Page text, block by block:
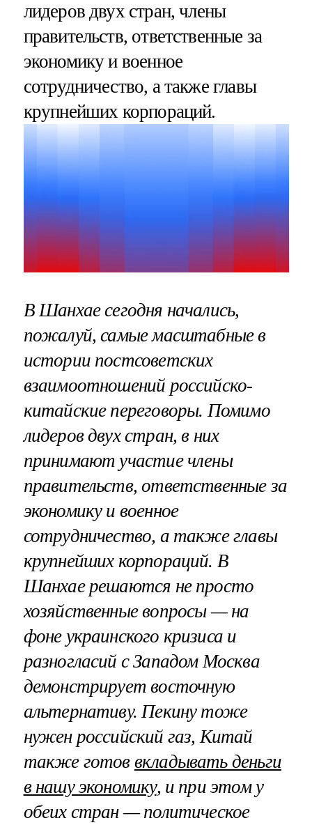
лидеров двух стран, члены
правительств, ответственные за
экономику и военное
сотрудничество, а также главы
крупнейших корпораций.
В Шанхае сегодня начались,
пожалуй, самые масштабные в
истории постсоветских
взаимоотношений российско-
китайские переговоры. Помимо
лидеров двух стран, в них
принимают участие члены
правительств, ответственные за
экономику и военное
сотрудничество, а также главы
крупнейших корпораций. В
Шанхае решаются не просто
хозяйственные вопросы — на
фоне украинского кризиса и
разногласий с Западом Москва
демонстрирует восточную
альтернативу. Пекину тоже
нужен российский газ, Китай
также готов вкладывать деньги
в нашу экономику, и при этом у
обеих стран — политическое